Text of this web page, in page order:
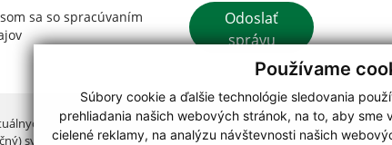
Používame
Súbory cookie a ďalšie technológie sledovania
prehliadania našich webových stránok, na to, aby sme
cielené reklamy, na analýzu návštevnosti našich
sa so spracúvaním
Google reCaptcha Response
Odoslať
správu
informácií s
systém ECHELON 2,